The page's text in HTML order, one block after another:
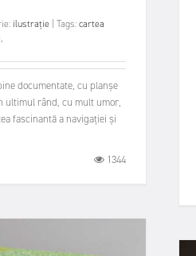
ilustrație Tags:cartea
,
documentate, cu planșe
ultimul rând, cu mult umor,
fascinantă a navigației și
1344